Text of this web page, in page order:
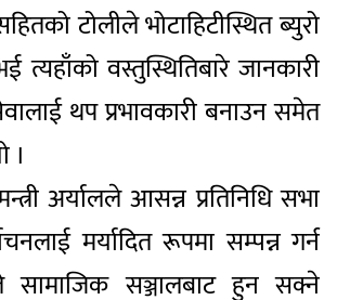
टोलीले भोटाहिटीस्थित ब्युरो
त्यहाँको वस्तुस्थितिबारे जानकारी
थप प्रभावकारी बनाउन समेत
।
अर्यालले आसन्न प्रतिनिधि सभा
मर्यादित रूपमा सम्पन्न गर्न
सामाजिक सञ्जालबाट हुन सक्ने